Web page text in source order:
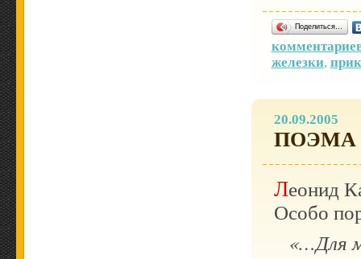
Поделиться…
железки,
20.09.2005
ПОЭМА
Леонид
Особо
«…Для